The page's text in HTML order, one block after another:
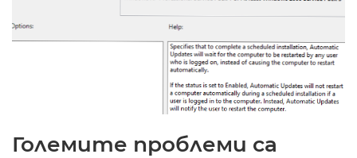
Големите проблеми са